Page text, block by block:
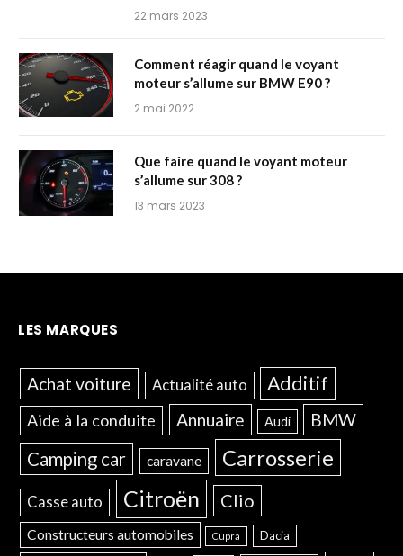
22 mars 2023
Comment réagir quand le voyant
moteur s’allume sur BMW E90 ?
2 mai 2022
Que faire quand le voyant moteur
s’allume sur 308 ?
13 mars 2023
LES MARQUES
Achat voiture Actualité auto Additif
Aide à la conduite Annuaire Audi BMW
Camping car caravane Carrosserie
Casse auto Citroën Clio
Constructeurs automobiles Cupra Dacia